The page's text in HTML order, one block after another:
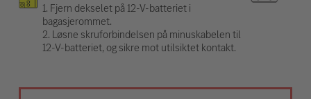
1. Fjern dekselet på 12-V-batteriet i
bagasjerommet.
2. Løsne skruforbindelsen på minuskabelen til
12-V-batteriet, og sikre mot utilsiktet kontakt.